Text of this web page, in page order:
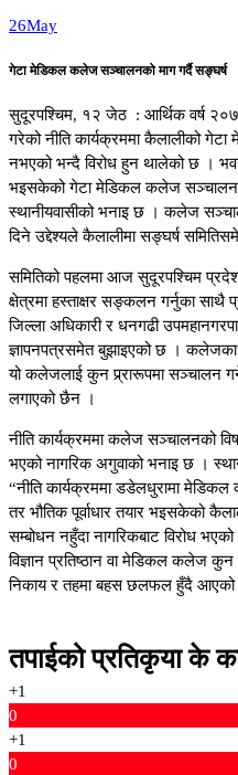
26May
गेटा मेडिकल कलेज सञ्चालनको माग गर्दै सङ्घर्ष
सुदूरपश्चिम, १२ जेठ : आर्थिक वर्ष
गरेको नीति कार्यक्रममा कैलालीको
नभएको भन्दै विरोध हुन थालेको छ ।
भइसकेको गेटा मेडिकल कलेज
स्थानीयवासीको भनाइ छ । कलेज
दिने उद्देश्यले कैलालीमा सङ्घर्ष
समितिको पहलमा आज सुदूरपश्चिम
क्षेत्रमा हस्ताक्षर सङ्कलन गर्नुका
जिल्ला अधिकारी र धनगढी
ज्ञापनपत्रसमेत बुझाइएको छ । कलेजका
यो कलेजलाई कुन प्र्रारूपमा सञ्चालन
लगाएको छैन ।
नीति कार्यक्रममा कलेज सञ्चालनको
भएको नागरिक अगुवाको भनाइ छ ।
“नीति कार्यक्रममा डडेलधुरामा
तर भौतिक पूर्वाधार तयार भइसकेको
सम्बोधन नहुँदा नागरिकबाट विरोध
विज्ञान प्रतिष्ठान वा मेडिकल कलेज कुन
निकाय र तहमा बहस छलफल हुँदै
तपाईको प्रतिकृया के
+1
0
+1
0